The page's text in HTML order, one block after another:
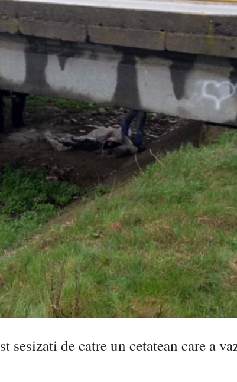
de catre un cetatean care a